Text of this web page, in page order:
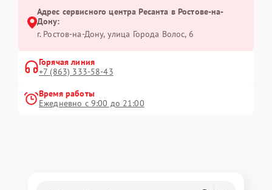
Адрес сервисного центра Ресанта в Ростове-на-
Дону:
г. Ростов-на-Дону, улица Города Волос, 6
Горячая линия
+7 (863) 333-58-43
Время работы
Ежедневно с 9:00 до 21:00